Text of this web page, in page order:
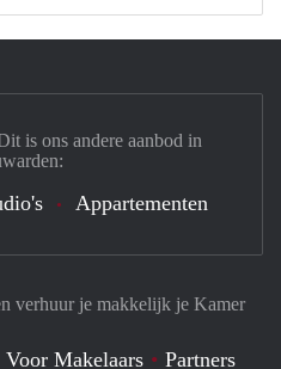
verhuur je makkelijk je Kamer
Voor Makelaars
Partners
is ons andere aanbod in
Appartementen